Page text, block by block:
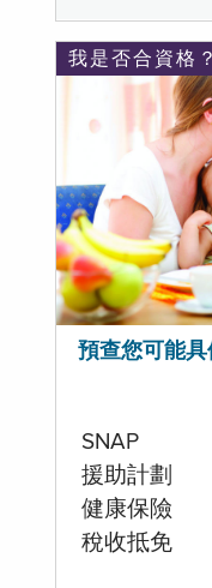
我是否合資格？
預查您可能
SNAP
援助計劃
健康保險
稅收抵免